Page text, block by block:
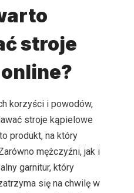
stroje
korzyści i powodów,
stroje kąpielowe
produkt, na który
mężczyźni, jak i
garnitur, który
się na chwilę w